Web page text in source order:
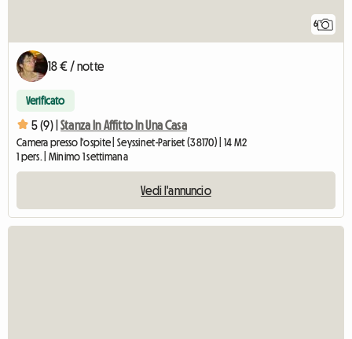
6
18 € / notte
Verificato
5 (9) | Stanza In Affitto In Una Casa
Camera presso l'ospite | Seyssinet-Pariset (38170) | 14 M2
1 pers. | Minimo 1 settimana
Vedi l'annuncio